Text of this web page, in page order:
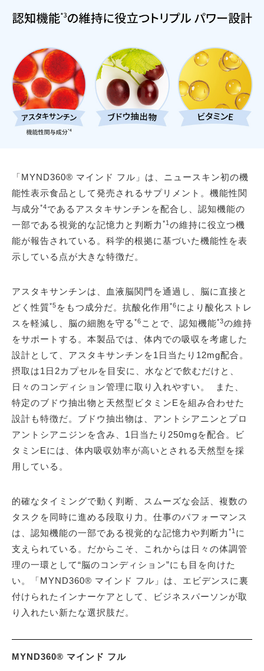
「MYND360® マインド フル」は、ニュースキン初の機
能性表示食品として発売されるサプリメント。機能性関
与成分*4であるアスタキサンチンを配合し、認知機能の
一部である視覚的な記憶力と判断力 *1 の維持に役立つ機
能が報告されている。科学的根拠に基づいた機能性を表
示している点が大きな特徴だ。
アスタキサンチンは、血液脳関門を通過し、脳に直接と
どく性質*5 をもつ成分だ。抗酸化作用*6により酸化ストレ
スを軽減し、脳の細胞を守る *6 ことで、認知機能*3の維持
をサポートする。本製品では、体内での吸収を考慮した
設計として、アスタキサンチンを1日当たり12mg配合。
摂取は1日2カプセルを目安に、水などで飲むだけと、
日々のコンディション管理に取り入れやすい。 また、
特定のブドウ抽出物と天然型ビタミンEを組み合わせた
設計も特徴だ。ブドウ抽出物は、アントシアニンとプロ
アントシアニジンを含み、1日当たり250mgを配合。ビ
タミンEには、体内吸収効率が高いとされる天然型を採
用している。
的確なタイミングで動く判断、スムーズな会話、複数の
タスクを同時に進める段取り力。仕事のパフォーマンス
は、認知機能の一部である視覚的な記憶力や判断力 *1 に
支えられている。だからこそ、これからは日々の体調管
理の一環として“脳のコンディション”にも目を向けた
い。「MYND360® マインド フル」は、エビデンスに裏
付けられたインナーケアとして、ビジネスパーソンが取
り入れたい新たな選択肢だ。
MYND360® マインド フル